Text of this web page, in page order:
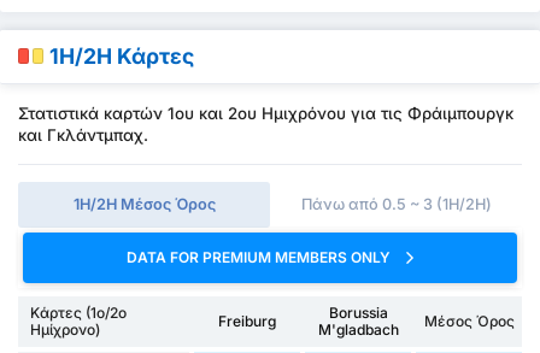
1H/2H Κάρτες
Στατιστικά καρτών 1ου και 2ου Ημιχρόνου για τις Φράιμπουργκ
και Γκλάντμπαχ.
1Η/2Η Μέσος Όρος Πάνω από 0.5 ~ 3 (1H/2H)
DATA FOR PREMIUM MEMBERS ONLY
Κάρτες (1ο/2ο
Ημίχρονο)
Freiburg
Borussia
M'gladbach
Μέσος Όρος